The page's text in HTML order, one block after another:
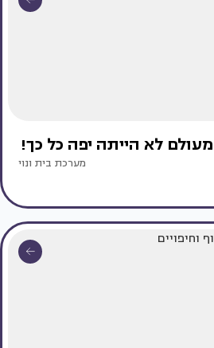
לא הייתה יפה כל כך!
מערכת בית ונוי